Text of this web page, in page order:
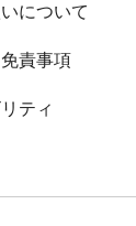
について
責事項
ティ